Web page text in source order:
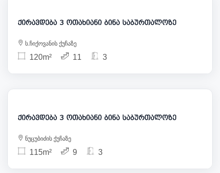
ქირავდება 3 ოთახიანი ბინა საბურთალოზე
ს.ჩიქოვანის ქუჩაზე
120m² 11 3
850
ქირავდება 3 ოთახიანი ბინა საბურთალოზე
ნუცუბიძის ქუჩაზე
115m² 9 3